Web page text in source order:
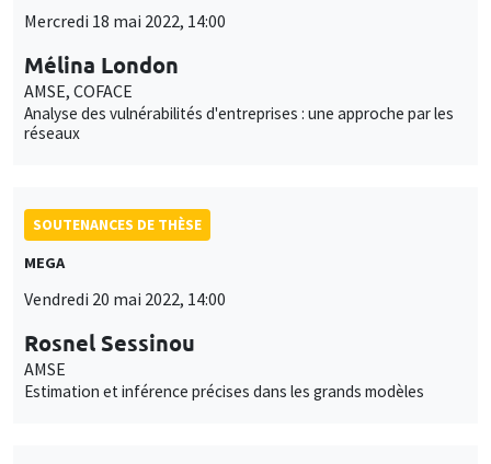
Mercredi 18 mai 2022, 14:00
Mélina London
AMSE, COFACE
Analyse des vulnérabilités d'entreprises : une approche par les
réseaux
SOUTENANCES DE THÈSE
MEGA
Vendredi 20 mai 2022, 14:00
Rosnel Sessinou
AMSE
Estimation et inférence précises dans les grands modèles